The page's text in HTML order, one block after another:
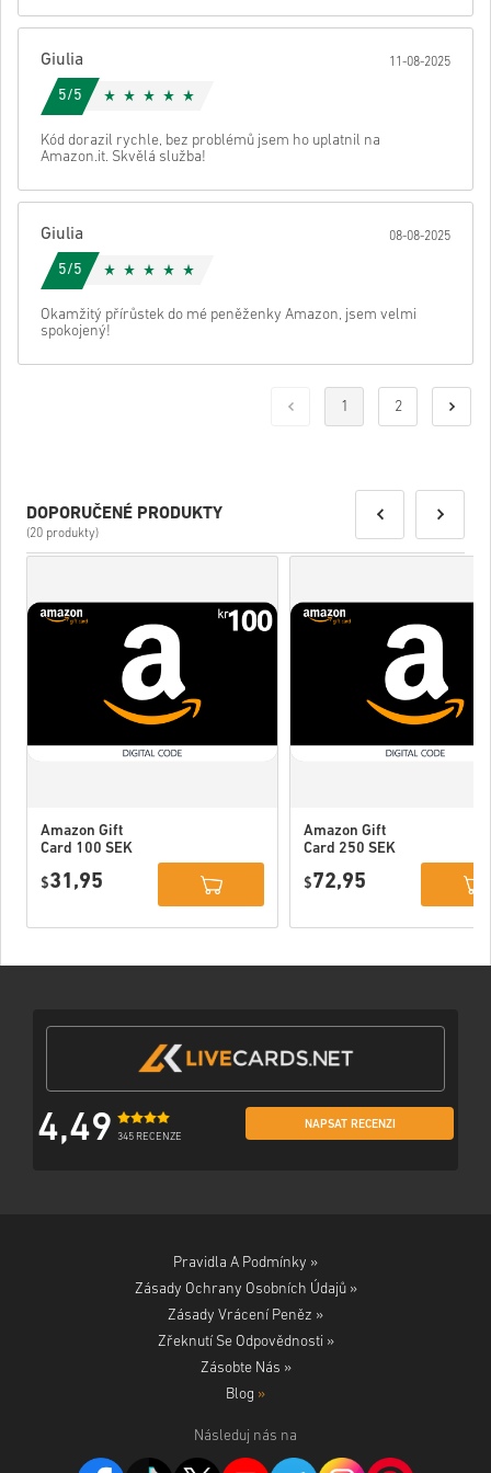
Giulia 11-08-2025
5/5
Kód dorazil rychle, bez problémů jsem ho uplatnil na
Amazon.it. Skvělá služba!
Giulia 08-08-2025
5/5
Okamžitý přírůstek do mé peněženky Amazon, jsem velmi
spokojený!
1 2
DOPORUČENÉ PRODUKTY
(20 produkty)
Amazon Gift
Card 100 SEK
$31,95
Amazon Gift
Card 250 SEK
$72,95
4,49 345 RECENZE
NAPSAT RECENZI
Pravidla A Podmínky »
Zásady Ochrany Osobních Údajů »
Zásady Vrácení Peněz »
Zřeknutí Se Odpovědnosti »
Zásobte Nás »
Blog »
Následuj nás na